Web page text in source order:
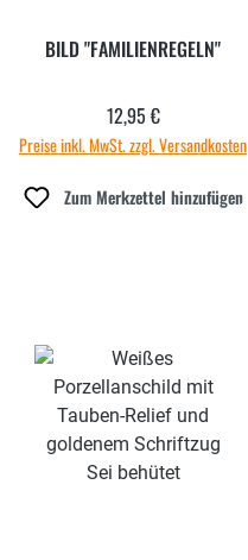
BILD "FAMILIENREGELN"
Regulärer Preis:
12,95 €
Preise inkl. MwSt. zzgl. Versandkosten
Zum Merkzettel hinzufügen